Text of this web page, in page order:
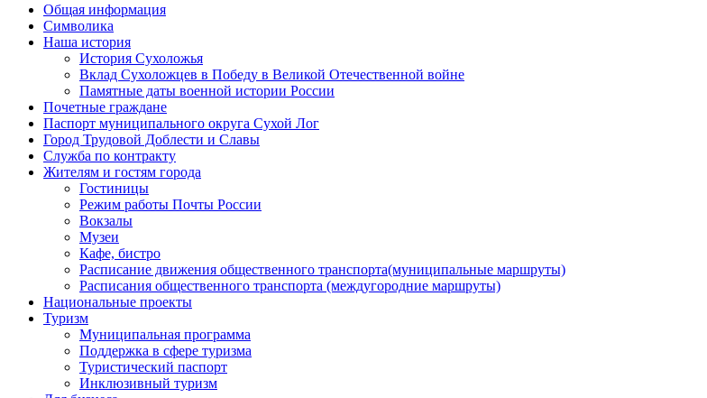
Общая информация
Символика
Наша история
История Сухоложья
Вклад Сухоложцев в Победу в Великой Отечественной войне
Памятные даты военной истории России
Почетные граждане
Паспорт муниципального округа Сухой Лог
Город Трудовой Доблести и Славы
Служба по контракту
Жителям и гостям города
Гостиницы
Режим работы Почты России
Вокзалы
Музеи
Кафе, бистро
Расписание движения общественного транспорта(муниципальные маршруты)
Расписания общественного транспорта (междугородние маршруты)
Национальные проекты
Туризм
Муниципальная программа
Поддержка в сфере туризма
Туристический паспорт
Инклюзивный туризм